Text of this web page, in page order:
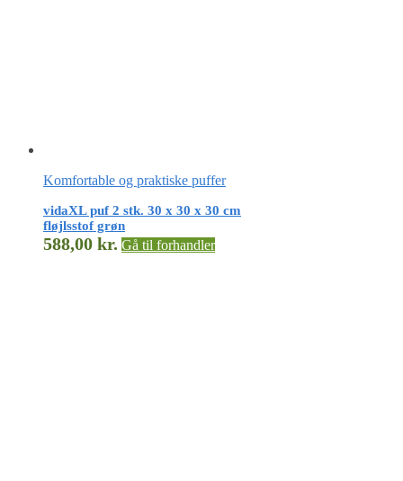
Komfortable og praktiske puffer
vidaXL puf 2 stk. 30 x 30 x 30 cm
fløjlsstof grøn
588,00 kr. Gå til forhandler